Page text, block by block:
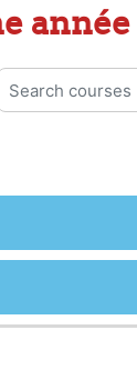
année
courses